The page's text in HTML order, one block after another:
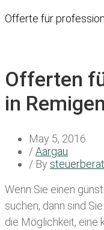
Offerte für
Offerten
in
May 5, 2016
/Aargau
/ By
Wenn Sie einen
suchen, dann sind
die Möglichkeit, eine